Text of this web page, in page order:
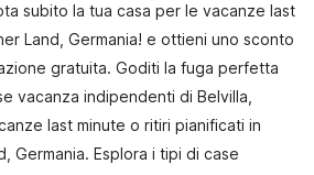
subito la tua casa per le vacanze last
Land, Germania! e ottieni uno sconto
gratuita. Goditi la fuga perfetta
vacanza indipendenti di Belvilla,
last minute o ritiri pianificati in
Germania. Esplora i tipi di case